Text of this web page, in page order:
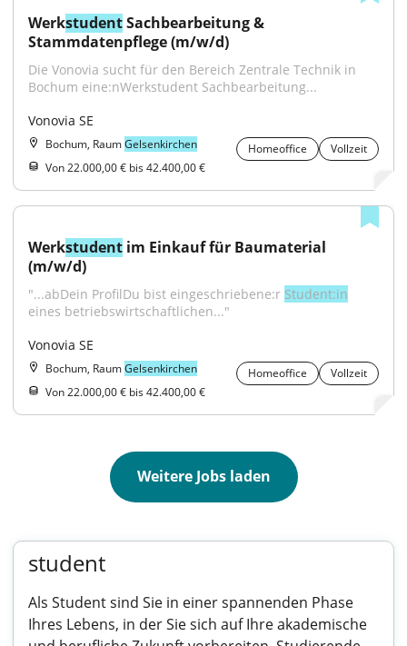
Werkstudent Sachbearbeitung &
Stammdatenpflege (m/w/d)
Die Vonovia sucht für den Bereich Zentrale Technik in
Bochum eine:nWerkstudent Sachbearbeitung...
Vonovia SE
Bochum, RaumGelsenkirchen Homeoffice
Vollzeit
Von 22.000,00 € bis 42.400,00 €
Werkstudent im Einkauf für Baumaterial
(m/w/d)
"...abDein ProfilDu bist eingeschriebene:r Student:in
eines betriebswirtschaftlichen..."
Vonovia SE
Bochum, RaumGelsenkirchen Homeoffice
Vollzeit
Von 22.000,00 € bis 42.400,00 €
Weitere Jobs laden
student
Als Student sind Sie in einer spannenden Phase
Ihres Lebens, in der Sie sich auf Ihre akademische